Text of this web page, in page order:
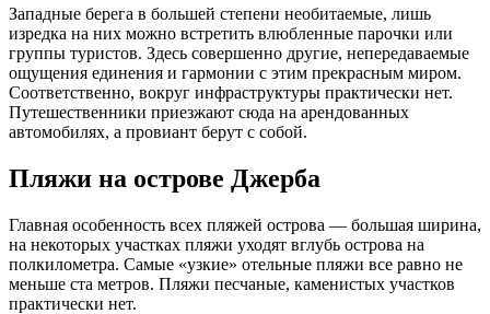
Западные берега в большей степени необитаемые, лишь
изредка на них можно встретить влюбленные парочки или
группы туристов. Здесь совершенно другие, непередаваемые
ощущения единения и гармонии с этим прекрасным миром.
Соответственно, вокруг инфраструктуры практически нет.
Путешественники приезжают сюда на арендованных
автомобилях, а провиант берут с собой.
Пляжи на острове Джерба
Главная особенность всех пляжей острова — большая ширина,
на некоторых участках пляжи уходят вглубь острова на
полкилометра. Самые «узкие» отельные пляжи все равно не
меньше ста метров. Пляжи песчаные, каменистых участков
практически нет.